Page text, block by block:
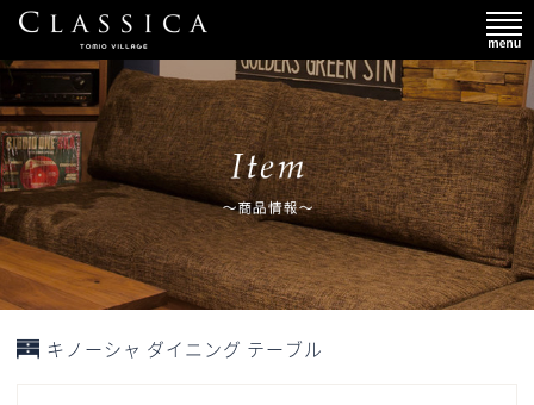
キノーシャ ダイニング テーブル